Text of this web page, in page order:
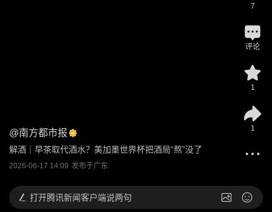
@南方都市报
解酒｜早茶取代酒水？美加墨世界杯把酒局“熬”没了
2026-06-17 14:09 发布于广东
7
评论
1
1
打开腾讯新闻客户端说两句